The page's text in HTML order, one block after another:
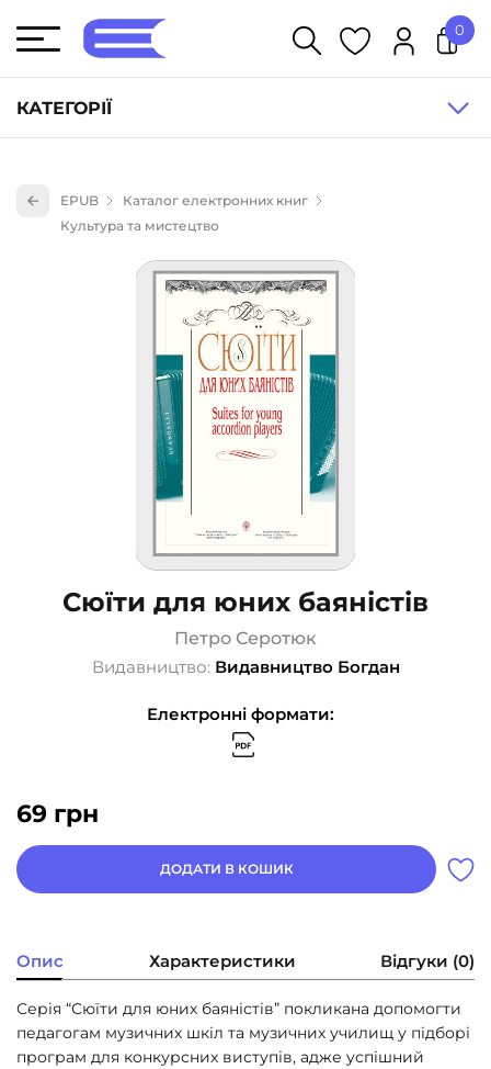
КАТЕГОРІЇ
Книги для дітей (836)
Науково-популярна література (1015)
Навчальна література та посібники (527)
Енциклопедії, довідники, словники (55)
Подарункові сертифікати (1)
0
EPUB
Каталог електронних книг
Культура та мистецтво
Сюїти для юних баяністів
Петро Серотюк
Видавництво: Видавництво Богдан
Електронні формати:
69 грн
ДОДАТИ В КОШИК
Опис Характеристики Відгуки (0)
Серія “Сюїти для юних баяністів” покликана допомогти
педагогам музичних шкіл та музичних училищ у підборі
програм для конкурсних виступів, адже успішний